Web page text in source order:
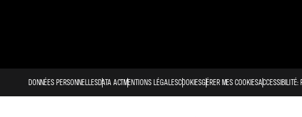
DONNÉES PERSONNELLESDATA ACTMENTIONS LÉGALESCOOKIESGÉRER MES COOKIESACCESSIBILITÉ: